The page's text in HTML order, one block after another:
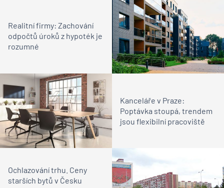
Realitní firmy: Zachování
odpočtů úroků z hypoték je
rozumné
Kanceláře v Praze:
Poptávka stoupá, trendem
jsou flexibilní pracoviště
Ochlazování trhu. Ceny
starších bytů v Česku